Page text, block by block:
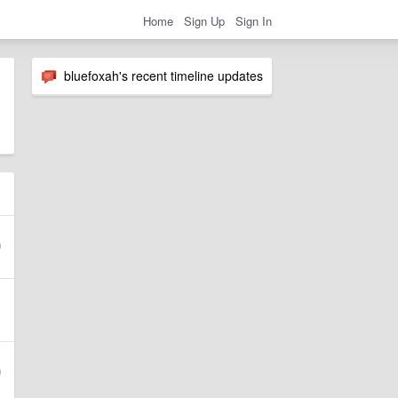
Home Sign Up Sign In
bluefoxah's recent timeline updates